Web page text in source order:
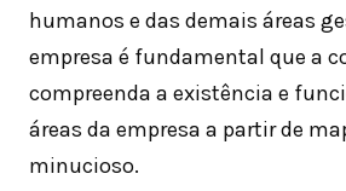
humanos e das demais áreas
empresa é fundamental que a
compreenda a existência e
áreas da empresa a partir de
minucioso.